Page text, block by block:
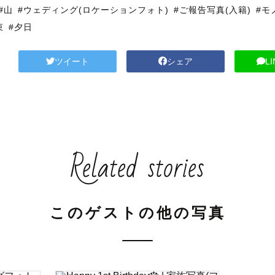
山 #ウェディング(ロケーションフォト) #ご報告写真(入籍)
#モ
#夕日
ツイート シェア
Related stories
このゲストの他の写真